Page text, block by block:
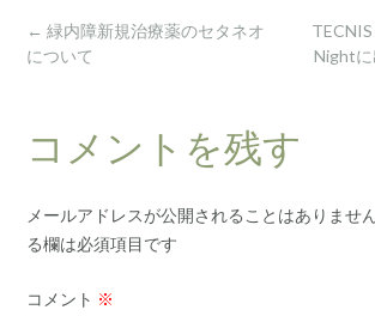
Post
navigation
Nightに
← 緑内障新規治療薬のセタネオ
について
コメントを残す
メールアドレスが公開されることはありません
る欄は必須項目です
コメント ※